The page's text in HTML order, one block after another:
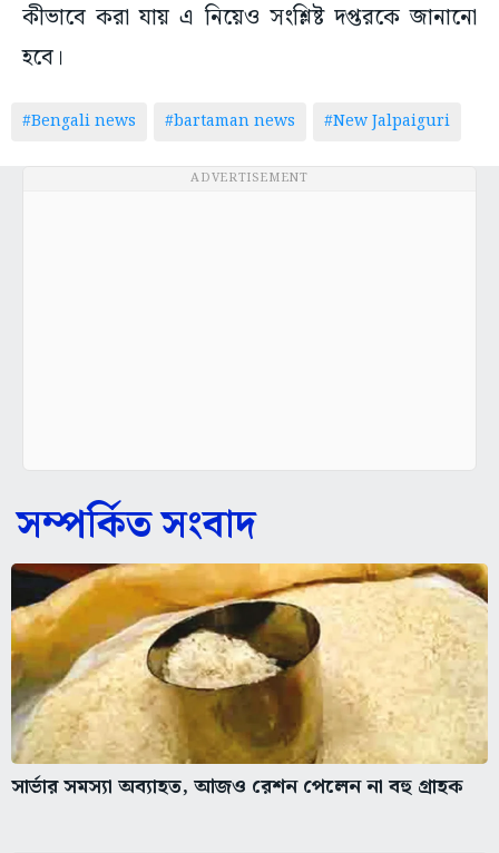
কীভাবে করা যায় এ নিয়েও সংশ্লিষ্ট দপ্তরকে জানানো
হবে।
#Bengali news #bartaman news #New Jalpaiguri
ADVERTISEMENT
সম্পর্কিত সংবাদ
সার্ভার সমস্যা অব্যাহত, আজও রেশন পেলেন না বহু গ্রাহক